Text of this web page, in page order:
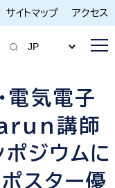
サイトマップ アクセス
電気電子
講師
ジウムに
スター優